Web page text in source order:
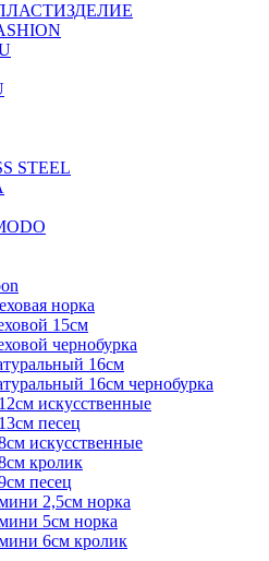
STEEL
норка
15см
чернобурка
16см
16см чернобурка
искусственные
песец
искусственные
кролик
песец
2,5см норка
5см норка
6см кролик